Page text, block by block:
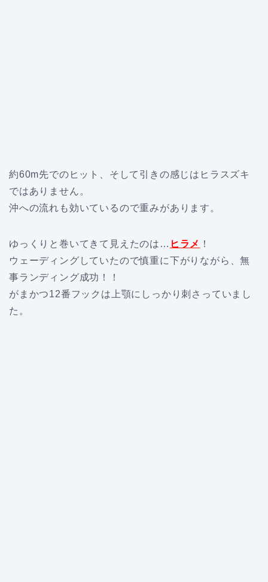
約60m先でのヒット、そして引きの感じはヒラスズキ
ではありません。
沖への流れも効いているので重みがあります。
ゆっくりと巻いてきて見えたのは… ヒラメ ！
ウェーディングしていたので慎重に下がりながら、無
事ランディング成功！！
がまかつ12番フックは上顎にしっかり刺さっていまし
た。